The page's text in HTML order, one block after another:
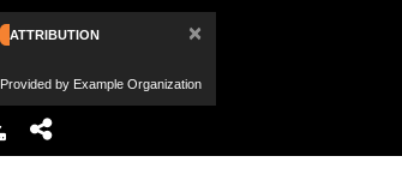
ATTRIBUTION ×
Provided by Example Organization